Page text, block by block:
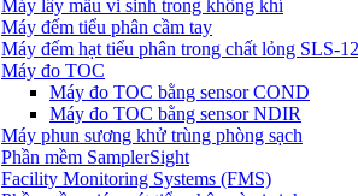
Máy lấy mẫu vi sinh trong không khí
Máy đếm tiểu phân cầm tay
Máy đếm hạt tiểu phân trong chất lỏng SLS-
Máy đo TOC
Máy đo TOC bằng sensor COND
Máy đo TOC bằng sensor NDIR
Máy phun sương khử trùng phòng sạch
Phần mềm SamplerSight
Facility Monitoring Systems (FMS)